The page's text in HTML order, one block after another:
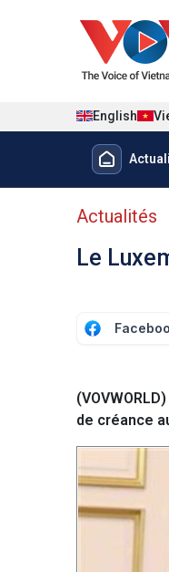
English
Menu trang
menu phụ
Actualités
Le
de créance